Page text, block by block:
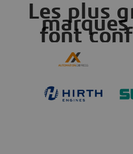
Les plus
font